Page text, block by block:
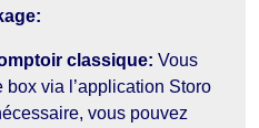
classique: Vous
via l’application Storo
vous pouvez